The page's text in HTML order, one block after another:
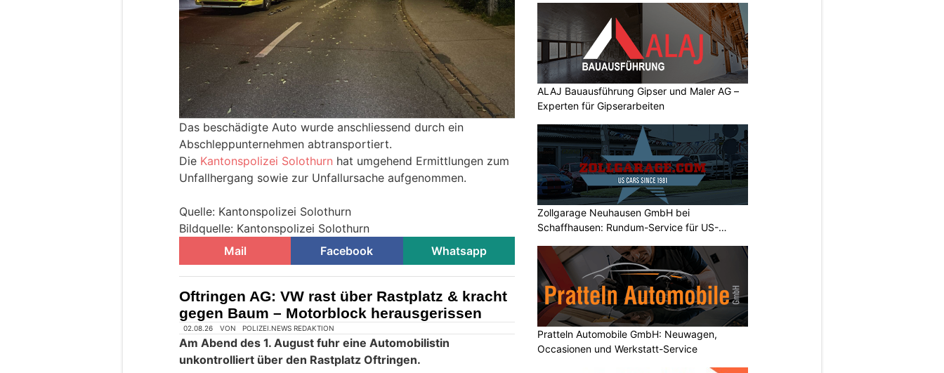
Das beschädigte Auto wurde anschliessend durch ein
Abschleppunternehmen abtransportiert.
Die Kantonspolizei Solothurn hat umgehend Ermittlungen zum
Unfallhergang sowie zur Unfallursache aufgenommen.
Quelle: Kantonspolizei Solothurn
Bildquelle: Kantonspolizei Solothurn
Mail
Facebook Whatsapp
Oftringen AG: VW rast über Rastplatz & kracht
gegen Baum – Motorblock herausgerissen
ALAJ Bauausführung Gipser und Maler AG –
Experten für Gipserarbeiten
Zollgarage Neuhausen GmbH bei
Schaffhausen: Rundum-Service für US-
Pratteln Automobile GmbH: Neuwagen,
Occasionen und Werkstatt-Service